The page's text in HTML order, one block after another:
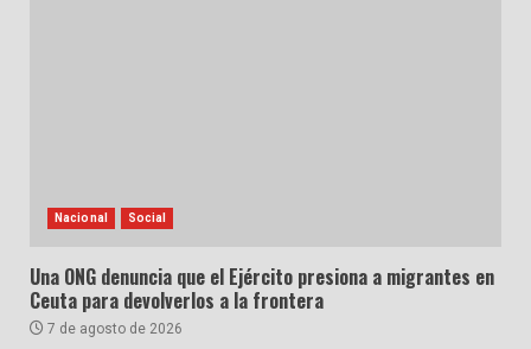
Nacional Social
Una ONG denuncia que el Ejército presiona a migrantes en
Ceuta para devolverlos a la frontera
7 de agosto de 2026